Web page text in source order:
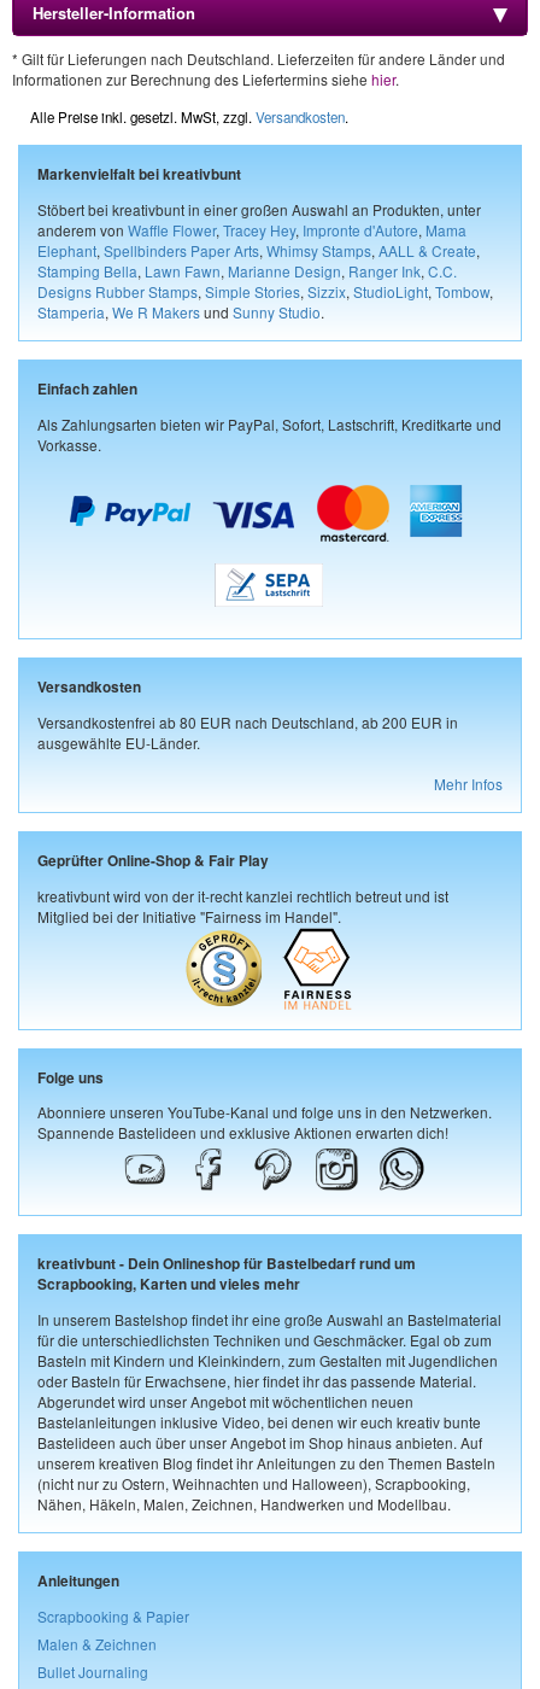
Hersteller-Information
* Gilt für Lieferungen nach Deutschland. Lieferzeiten für andere Länder und
Informationen zur Berechnung des Liefertermins siehe hier.
Alle Preise inkl. gesetzl. MwSt, zzgl. Versandkosten.
Markenvielfalt bei kreativbunt
Stöbert bei kreativbunt in einer großen Auswahl an Produkten, unter
anderem von Waffle Flower, Tracey Hey, Impronte d'Autore, Mama
Elephant, Spellbinders Paper Arts, Whimsy Stamps, AALL & Create,
Stamping Bella, Lawn Fawn, Marianne Design, Ranger Ink, C.C.
Designs Rubber Stamps, Simple Stories, Sizzix, StudioLight, Tombow,
Stamperia, We R Makersund Sunny Studio.
Einfach zahlen
Als Zahlungsarten bieten wir PayPal, Sofort, Lastschrift, Kreditkarte und
Vorkasse.
Versandkosten
Versandkostenfrei ab 80 EUR nach Deutschland, ab 200 EUR in
ausgewählte EU-Länder.
Mehr Infos
Geprüfter Online-Shop & Fair Play
kreativbunt wird von der it-recht kanzlei rechtlich betreut und ist
Mitglied bei der Initiative "Fairness im Handel".
Folge uns
Abonniere unseren YouTube-Kanal und folge uns in den Netzwerken.
Spannende Bastelideen und exklusive Aktionen erwarten dich!
kreativbunt - Dein Onlineshop für Bastelbedarf rund um
Scrapbooking, Karten und vieles mehr
In unserem Bastelshop findet ihr eine große Auswahl an Bastelmaterial
für die unterschiedlichsten Techniken und Geschmäcker. Egal ob zum
Basteln mit Kindern und Kleinkindern, zum Gestalten mit Jugendlichen
oder Basteln für Erwachsene, hier findet ihr das passende Material.
Abgerundet wird unser Angebot mit wöchentlichen neuen
Bastelanleitungen inklusive Video, bei denen wir euch kreativ bunte
Bastelideen auch über unser Angebot im Shop hinaus anbieten. Auf
unserem kreativen Blog findet ihr Anleitungen zu den Themen Basteln
(nicht nur zu Ostern, Weihnachten und Halloween), Scrapbooking,
Nähen, Häkeln, Malen, Zeichnen, Handwerken und Modellbau.
Anleitungen
Scrapbooking & Papier
Malen & Zeichnen
Bullet Journaling